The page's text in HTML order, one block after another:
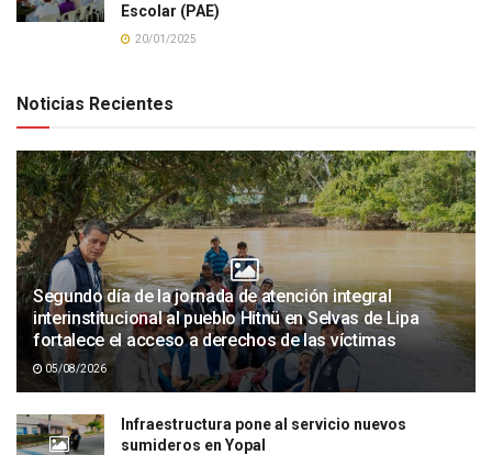
Escolar (PAE)
20/01/2025
Noticias Recientes
Segundo día de la jornada de atención integral
interinstitucional al pueblo Hitnü en Selvas de Lipa
fortalece el acceso a derechos de las víctimas
05/08/2026
Infraestructura pone al servicio nuevos
sumideros en Yopal